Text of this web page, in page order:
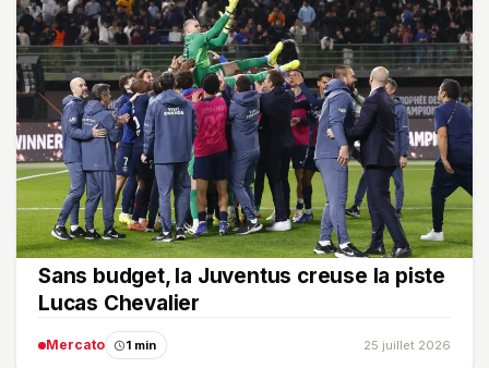
Sans budget, la Juventus creuse la piste
Lucas Chevalier
Mercato 1 min 25 juillet 2026